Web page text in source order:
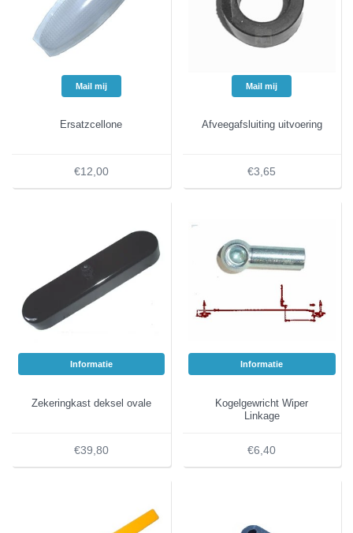
Mail mij
Ersatzcellone
€12,00
Mail mij
Afveegafsluiting uitvoering
€3,65
Informatie
Zekeringkast deksel ovale
€39,80
Informatie
Kogelgewricht Wiper
Linkage
€6,40